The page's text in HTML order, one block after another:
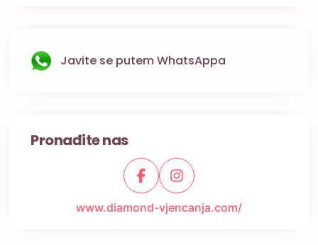
Javite se putem WhatsAppa
Pronađite nas
www.diamond-vjencanja.com/